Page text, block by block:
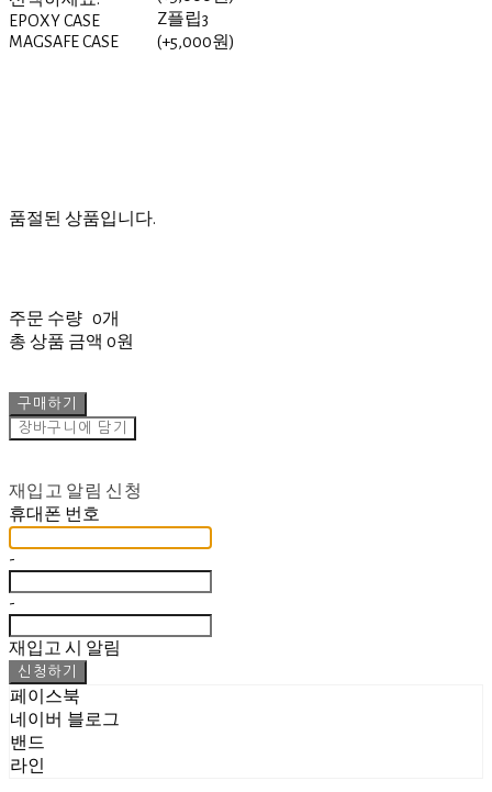
EPOXY CASE
MAGSAFE CASE
Z플립3
(+5,000원)
품절된 상품입니다.
주문 수량 0개
총 상품 금액 0원
구매하기
장바구니에 담기
재입고 알림 신청
휴대폰 번호
-
-
재입고 시 알림
신청하기
페이스북
네이버 블로그
밴드
라인